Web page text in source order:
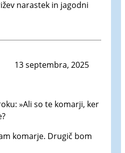
narastek in jagodni
13 septembra, 2025
»Ali so te komarji, ker
komarje. Drugič bom